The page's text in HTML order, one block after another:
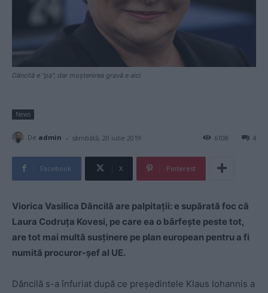
Dăncilă e "pa", dar moştenirea gravă e aici
News
De admin - sâmbătă, 20 iulie 2019 4
6108
Facebook X Pinterest
Viorica Vasilica Dăncilă are palpitații: e supărată foc că
Laura Codruța Kovesi, pe care ea o bârfește peste tot,
are tot mai multă susținere pe plan european pentru a fi
numită procuror-șef al UE.
Dăncilă s-a înfuriat după ce președintele Klaus Iohannis a